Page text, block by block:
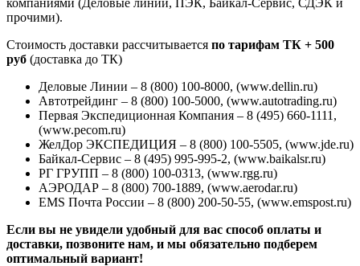
компаниями (Деловые линии, ПЭК, Байкал-Сервис, СДЭК и
прочими).
Стоимость доставки рассчитывается по тарифам ТК + 500
руб (доставка до ТК)
Деловые Линии – 8 (800) 100-8000, (www.dellin.ru)
Автотрейдинг – 8 (800) 100-5000, (www.autotrading.ru)
Первая Экспедиционная Компания – 8 (495) 660-1111,
(www.pecom.ru)
ЖелДор ЭКСПЕДИЦИЯ – 8 (800) 100-5505, (www.jde.ru)
Байкал-Сервис – 8 (495) 995-995-2, (www.baikalsr.ru)
РГ ГРУПП – 8 (800) 100-0313, (www.rgg.ru)
АЭРОДАР – 8 (800) 700-1889, (www.aerodar.ru)
EMS Почта России – 8 (800) 200-50-55, (www.emspost.ru)
Если вы не увидели удобный для вас способ оплаты и
доставки, позвоните нам, и мы обязательно подберем
оптимальный вариант!